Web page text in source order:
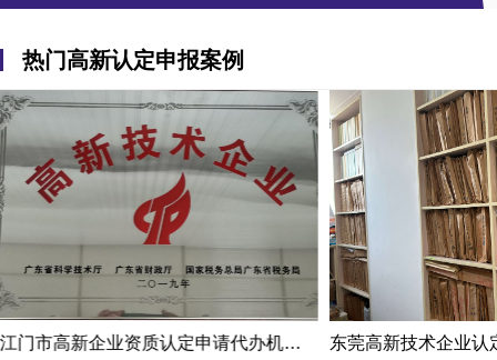
热门高新认定申报案例
江门市高新企业资质认定申请代办机构服务案例 东莞高新技术企业认定办理案例：科技企业通过专家意见提高成过率